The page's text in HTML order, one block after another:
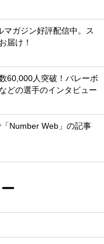
マガジン好評配信中。ス
届け！
60,000人突破！バレーボ
どの選手のインタビュー
「Number Web」の記事